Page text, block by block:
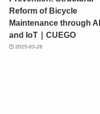
Reform of Bicycle
Maintenance through AI
and IoT｜CUEGO
2025-03-28